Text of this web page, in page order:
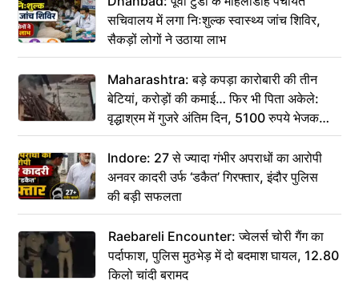
सचिवालय में लगा निःशुल्क स्वास्थ्य जांच शिविर,
सैकड़ों लोगों ने उठाया लाभ
Maharashtra: बड़े कपड़ा कारोबारी की तीन
बेटियां, करोड़ों की कमाई… फिर भी पिता अकेले:
वृद्धाश्रम में गुजरे अंतिम दिन, 5100 रुपये भेजकर
कहा– अंतिम संस्कार कर दीजिए हम नहीं आ पाएंगे
Indore: 27 से ज्यादा गंभीर अपराधों का आरोपी
अनवर कादरी उर्फ ‘डकैत’ गिरफ्तार, इंदौर पुलिस
की बड़ी सफलता
Raebareli Encounter: ज्वेलर्स चोरी गैंग का
पर्दाफाश, पुलिस मुठभेड़ में दो बदमाश घायल, 12.80
किलो चांदी बरामद